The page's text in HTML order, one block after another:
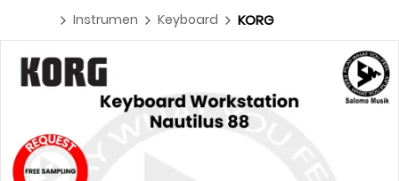
Instrumen Keyboard KORG